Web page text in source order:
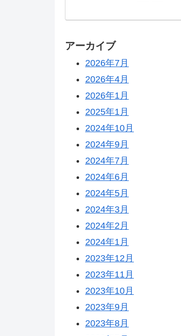
アーカイブ
2026年7月
2026年4月
2026年1月
2025年1月
2024年10月
2024年9月
2024年7月
2024年6月
2024年5月
2024年3月
2024年2月
2024年1月
2023年12月
2023年11月
2023年10月
2023年9月
2023年8月